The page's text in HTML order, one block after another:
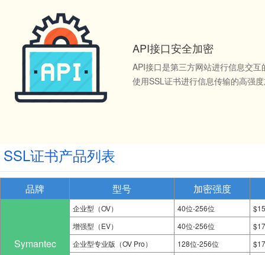
API接口安全加密
API接口是第三方网站进行信息交
使用SSL证书进行信息传输的高强
SSL证书产品列表
品牌 型号 加密强度
Symantec
企业型（OV） 40位-256位
增强型（EV）
40位-256位
企业型专业版（OV Pro）
128位-256位